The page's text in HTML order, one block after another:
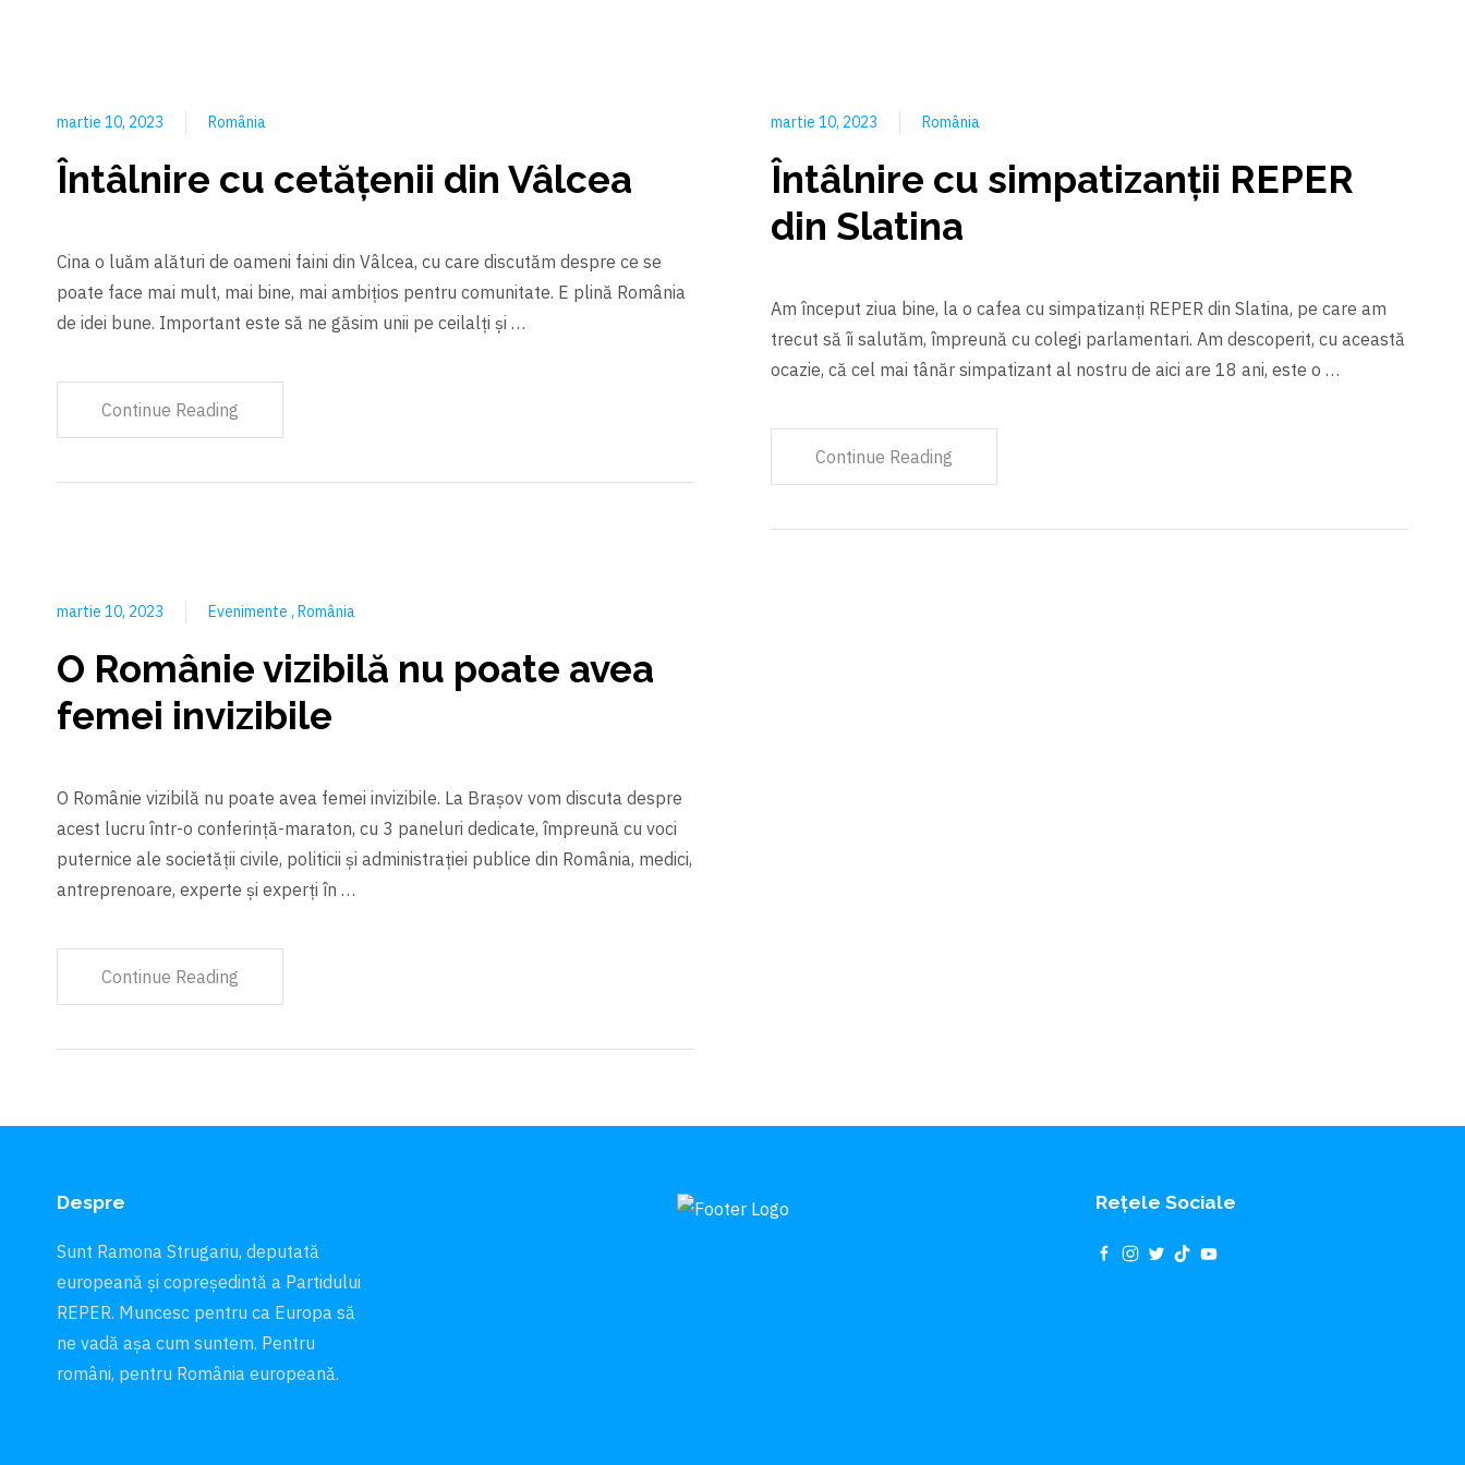
martie 10, 2023 România
Întâlnire cu cetățenii din Vâlcea
Cina o luăm alături de oameni faini din Vâlcea, cu care discutăm despre ce se
poate face mai mult, mai bine, mai ambițios pentru comunitate. E plină România
de idei bune. Important este să ne găsim unii pe ceilalți şi …
Continue Reading
martie 10, 2023 Evenimente România
O Românie vizibilă nu poate avea
femei invizibile
O Românie vizibilă nu poate avea femei invizibile. La Braşov vom discuta despre
acest lucru într-o conferință-maraton, cu 3 paneluri dedicate, împreună cu voci
puternice ale societății civile, politicii și administrației publice din România, medici,
antreprenoare, experte și experți în …
Continue Reading
martie 10, 2023 România
Întâlnire cu simpatizanții REPER
din Slatina
Am început ziua bine, la o cafea cu simpatizanți REPER din Slatina, pe care am
trecut să îi salutăm, împreună cu colegi parlamentari. Am descoperit, cu această
ocazie, că cel mai tânăr simpatizant al nostru de aici are 18 ani, este o …
Continue Reading
Despre
Sunt Ramona Strugariu, deputată
europeană și copreședintă a Partidului
REPER. Muncesc pentru ca Europa să
ne vadă aşa cum suntem. Pentru
români, pentru România europeană.
Rețele Sociale